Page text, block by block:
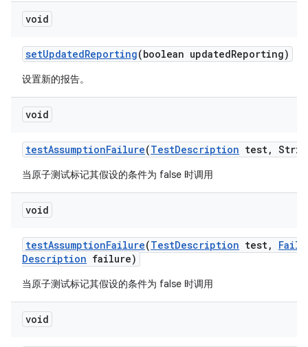
void
setUpdatedReporting(boolean updatedReporting)
设置新的报告。
void
testAssumptionFailure(TestDescription test,
当原子测试标记其假设的条件为 false 时调用
void
testAssumptionFailure(TestDescription test,
Description failure)
当原子测试标记其假设的条件为 false 时调用
void